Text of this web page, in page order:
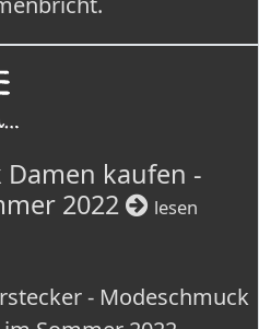
kaufen -
2022
lesen
- Modeschmuck